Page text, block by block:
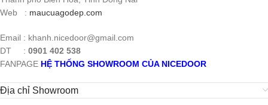
Web : maucuagodep.com
Email : khanh.nicedoor@gmail.com
DT : 0901 402 538
FANPAGE HỆ THỐNG SHOWROOM CỦA NICEDOOR
Địa chỉ Showroom